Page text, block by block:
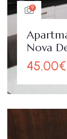
9
Nova
45.00€